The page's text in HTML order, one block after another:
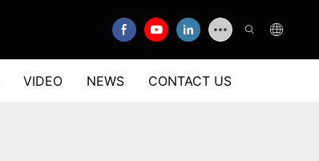
VIDEO NEWS CONTACT US